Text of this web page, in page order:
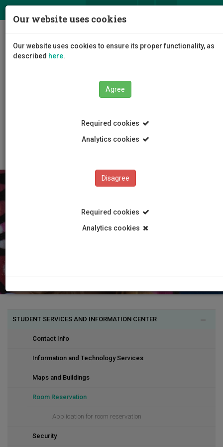
Student Services and Information Center
Room Reservation
STUDENT SERVICES AND INFORMATION CENTER
Contact Info
Information and Technology Services
Maps and Buildings
Room Reservation
Application for room reservation
Security
Our website uses cookies
Our website uses cookies to ensure its proper functionality, as
described here.
Agree
Required cookies
Analytics cookies
Disagree
Required cookies
Analytics cookies